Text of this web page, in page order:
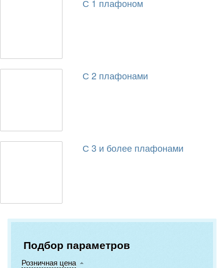
С 1 плафоном
С 2 плафонами
С 3 и более плафонами
Подбор параметров
Розничная цена